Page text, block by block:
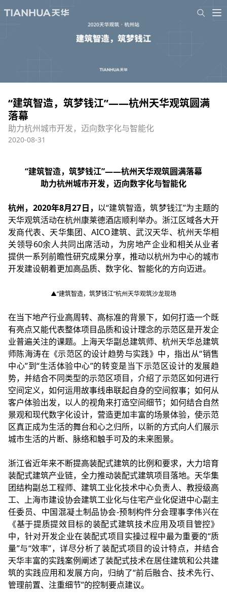
“建筑智造，筑梦钱江”——杭州天华观筑圆满
落幕
助力杭州城市开发，迈向数字化与智能化
2020-08-31
“建筑智造，筑梦钱江”——杭州天华观筑圆满落幕
助力杭州城市开发，迈向数字化与智能化
杭州，2020年8月27日， 以“建筑智造，筑梦钱江”为主题的
天华观筑活动在杭州康莱德酒店顺利举办。浙江区域各大开
发商代表、天华集团、AICO建筑、武汉天华、杭州天华相
关领导60余人共同出席活动，为房地产企业和相关从业者
提供一系列前瞻性研究成果分享，推动以杭州为中心的城市
开发建设朝着更加高品质、数字化、智能化的方向迈进。
▲“建筑智造，筑梦钱江”杭州天华观筑沙龙现场
在当下地产行业高周转、高标准的背景下，如何打造一个既
有亮点又能代表整体项目品质和设计理念的示范区是开发企
业普遍关注的课题。上海天华副总建筑师、杭州天华总建筑
师陈海涛在《示范区的设计趋势与实践》中，指出从“销售
中心”到“生活体验中心”的转变是当下示范区设计的发展趋
势，并结合不同类型的示范区项目，介绍了示范区如何进行
空间定义，如何运用故事线串联起自身的空间叙事；如何从
客户体验出发，以人的视角来打造空间细节；如何结合自然
景观和现代数字化设计，营造更加丰富的场景体验，使示范
区真正成为生活的舞台和心之归所，以新的方式向人们展示
城市生活的片断、脉络和触手可及的未来图景。
浙江省近年来不断提高装配式建筑的比例和要求，大力培育
装配式建筑产业链，全力推动装配式建筑项目落地。天华集
团结构副总工程师、建筑工业化技术中心负责人、教授级高
工、上海市建设协会建筑工业化与住宅产业化促进中心副主
任委员、中国混凝土制品协会-预制构件分会理事李伟兴在
《基于提质提效目标的装配式建筑技术应用及项目管控》
中，针对开发企业在装配式项目实操过程中最为重要的“质
量”与“效率”，详尽分析了装配式项目的设计特点，并结合
天华丰富的实践案例阐述了装配式技术在居住建筑和公共建
筑的实践应用和发展方向，归纳了“前后融合、技术先行、
管理前置、注重细节”的控制要点建议。